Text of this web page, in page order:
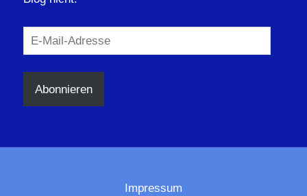
E-
Mail-
Adresse
Abonnieren
Impressum